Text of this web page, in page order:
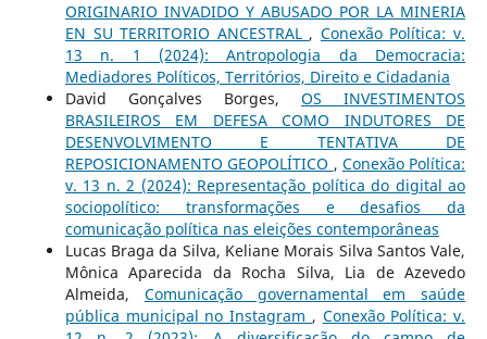
ORIGINARIO INVADIDO Y ABUSADO POR LA MINERIA
EN SU TERRITORIO ANCESTRAL , Conexão Política: v.
13 n. 1 (2024): Antropologia da Democracia:
Mediadores Políticos, Territórios, Direito e Cidadania
David Gonçalves Borges,OS INVESTIMENTOS
BRASILEIROS EM DEFESA COMO INDUTORES DE
DESENVOLVIMENTO E TENTATIVA DE
REPOSICIONAMENTO GEOPOLÍTICO , Conexão Política:
v. 13 n. 2 (2024): Representação política do digital ao
sociopolítico: transformações e desafios da
comunicação política nas eleições contemporâneas
Lucas Braga da Silva, Keliane Morais Silva Santos Vale,
Mônica Aparecida da Rocha Silva, Lia de Azevedo
Almeida, Comunicação governamental em saúde
pública municipal no Instagram , Conexão Política: v.